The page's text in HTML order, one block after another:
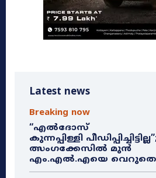
Latest news
Breaking now
“എൽദോസ്
കുന്നപ്പിള്ളി
ത്സംഗക്കേസിൽ മുൻ
എം.എൽ.എയെ